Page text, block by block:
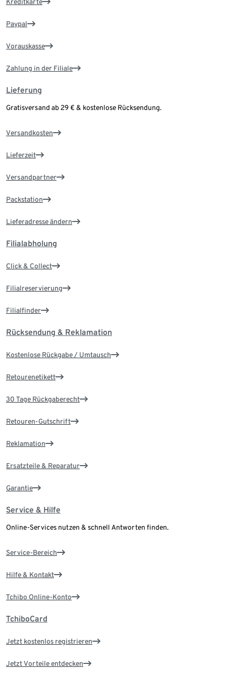
Kreditkarte
Paypal
Vorauskasse
Zahlung in der Filiale
Lieferung
Gratisversand ab 29 € & kostenlose Rücksendung.
Versandkosten
Lieferzeit
Versandpartner
Packstation
Lieferadresse ändern
Filialabholung
Click & Collect
Filialreservierung
Filialfinder
Rücksendung & Reklamation
Kostenlose Rückgabe / Umtausch
Retourenetikett
30 Tage Rückgaberecht
Retouren-Gutschrift
Reklamation
Ersatzteile & Reparatur
Garantie
Service & Hilfe
Online-Services nutzen & schnell Antworten finden.
Service-Bereich
Hilfe & Kontakt
Tchibo Online-Konto
TchiboCard
Jetzt kostenlos registrieren
Jetzt Vorteile entdecken